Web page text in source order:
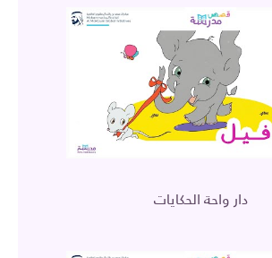
دار واحة الحكايات